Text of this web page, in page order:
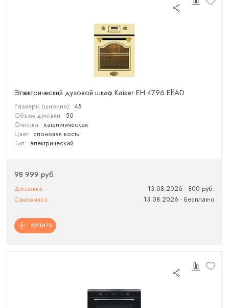
Электрический духовой шкаф Kaiser EH 4796 ElfAD
Размеры (ширина): 45
Объем духовки: 50
Очистка: каталитическая
Цвет: слоновая кость
Тип: электрический
98 999 руб.
Доставка
13.08.2026 - 800 руб.
Самовывоз
13.08.2026 - Бесплатно
КУПИТЬ